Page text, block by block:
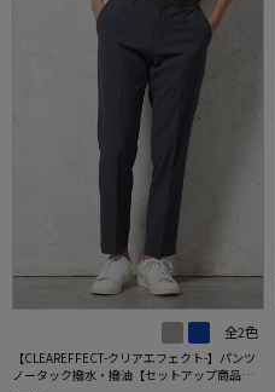
全2色
【CLEAREFFECT-クリアエフェクト-】パンツ
ノータック撥水・撥油【セットアップ商品